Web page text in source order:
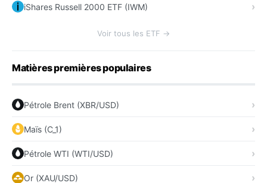
iShares Russell 2000 ETF (IWM)
Voir tous les ETF →
Matières premières populaires
Pétrole Brent (XBR/USD)
Maïs (C_1)
Pétrole WTI (WTI/USD)
Or (XAU/USD)